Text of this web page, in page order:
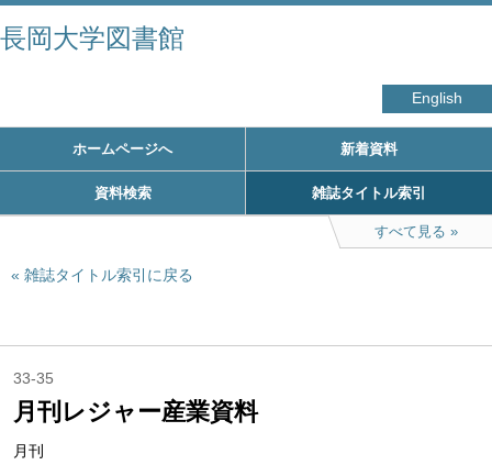
長岡大学図書館
English
ホームページへ 新着資料
資料検索 雑誌タイトル索引
すべて見る
雑誌タイトル索引に戻る
33-35
月刊レジャー産業資料
月刊